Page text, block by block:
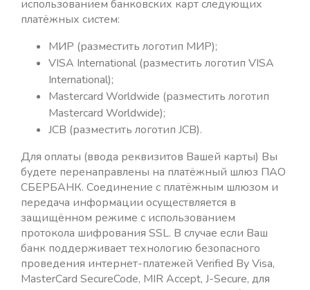
использованием банковских карт следующих
платёжных систем:
МИР (разместить логотип МИР);
VISA International (разместить логотип VISA
International);
Mastercard Worldwide (разместить логотип
Mastercard Worldwide);
JCB (разместить логотип JCB).
Для оплаты (ввода реквизитов Вашей карты) Вы
будете перенаправлены на платёжный шлюз ПАО
СБЕРБАНК. Соединение с платёжным шлюзом и
передача информации осуществляется в
защищённом режиме с использованием
протокола шифрования SSL. В случае если Ваш
банк поддерживает технологию безопасного
проведения интернет-платежей Verified By Visa,
MasterCard SecureCode, MIR Accept, J-Secure, для